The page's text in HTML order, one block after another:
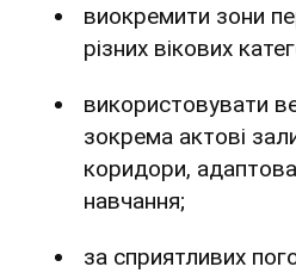
виокремити зони
різних вікових
використовувати
зокрема актові
коридори,
навчання;
за сприятливих